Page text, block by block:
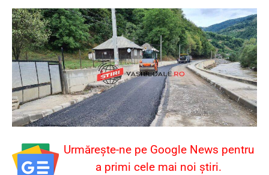
Urmărește-ne pe Google News pentru
a primi cele mai noi știri.